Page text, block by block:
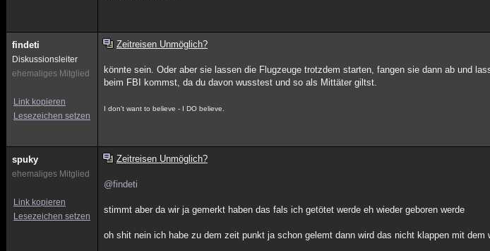
findeti
Diskussionsleiter
ehemaliges Mitglied
Link kopieren
Lesezeichen setzen
Zeitreisen Unmöglich?
könnte sein. Oder aber sie lassen die Flugzeuge trotzdem starten, fangen sie dann ab und
beim FBI kommst, da du davon wusstest und so als Mittäter giltst.
I don't want to believe - I DO believe.
spuky
ehemaliges Mitglied
Link kopieren
Lesezeichen setzen
Zeitreisen Unmöglich?
@findeti
stimmt aber da wir ja gemerkt haben das fals ich getötet werde eh wieder geboren werde
oh shit nein ich habe zu dem zeit punkt ja schon gelemt dann wird das nicht klappen mit dem